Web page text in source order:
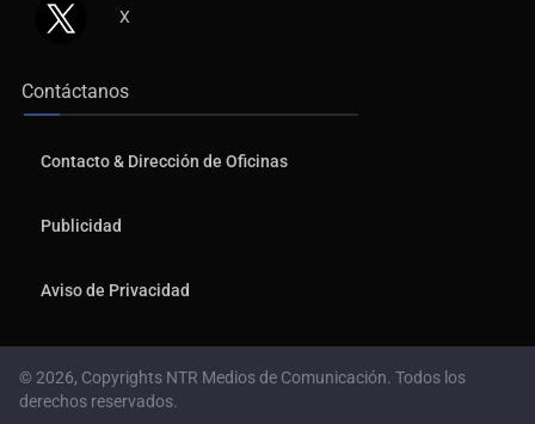
X
Contáctanos
Contacto & Dirección de Oficinas
Publicidad
Aviso de Privacidad
© 2026, Copyrights NTR Medios de Comunicación. Todos los
derechos reservados.